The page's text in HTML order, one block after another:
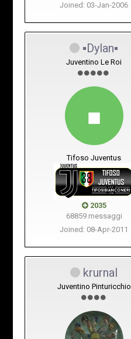
Joined: 03-Jan-2006
▪Dylan▪
Juventino Le Roi
Tifoso Juventus
2035
68859 messaggi
Joined: 08-Apr-2011
krurnal
Juventino Pinturicchio